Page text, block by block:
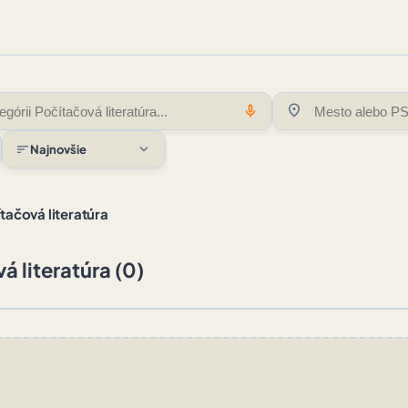
mic location_on
sortNajnovšie expand_more
literatúra
literatúra (0)